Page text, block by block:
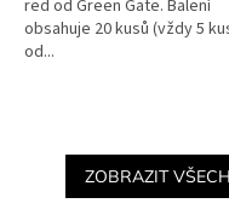
red od Green Gate. Balení
obsahuje 20 kusů (vždy 5
od...
ZOBRAZIT